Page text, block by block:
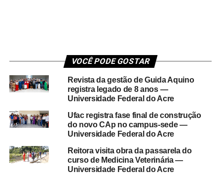
VOCÊ PODE GOSTAR
Revista da gestão de Guida Aquino
registra legado de 8 anos —
Universidade Federal do Acre
Ufac registra fase final de construção
do novo CAp no campus-sede —
Universidade Federal do Acre
Reitora visita obra da passarela do
curso de Medicina Veterinária —
Universidade Federal do Acre